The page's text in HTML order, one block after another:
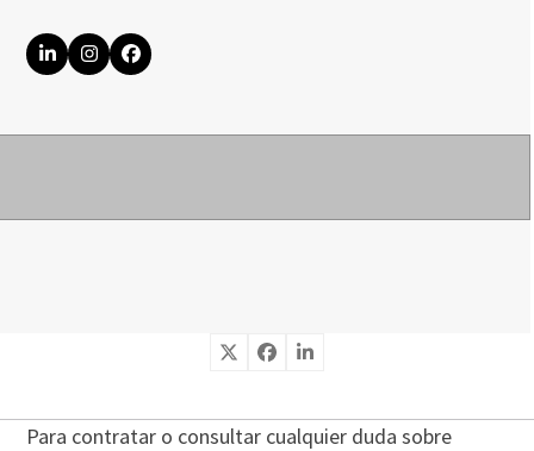
LinkedInInstagramFacebook
Para contratar o consultar cualquier duda sobre